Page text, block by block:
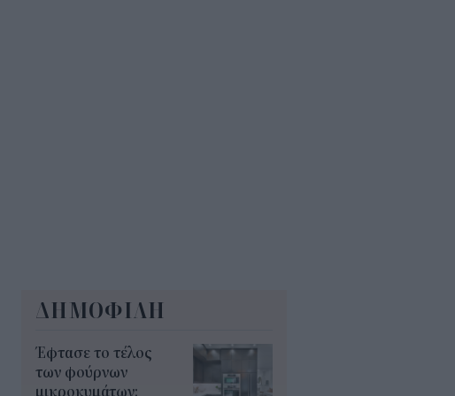
ΔΗΜΟΦΙΛΗ
Έφτασε το τέλος
των φούρνων
μικροκυμάτων;